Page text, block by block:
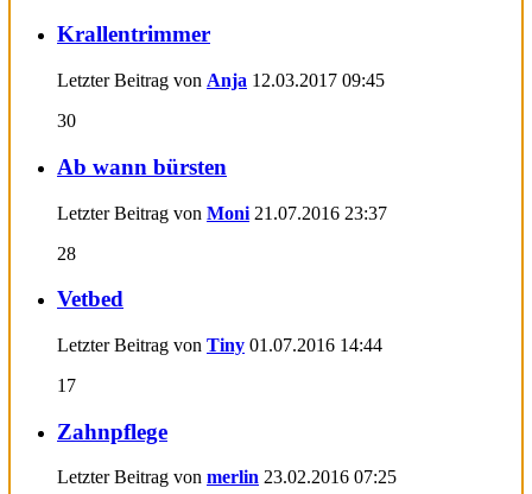
Krallentrimmer
Letzter Beitrag von Anja 12.03.2017 09:45
30
Ab wann bürsten
Letzter Beitrag von Moni 21.07.2016 23:37
28
Vetbed
Letzter Beitrag von Tiny 01.07.2016 14:44
17
Zahnpflege
Letzter Beitrag von merlin 23.02.2016 07:25